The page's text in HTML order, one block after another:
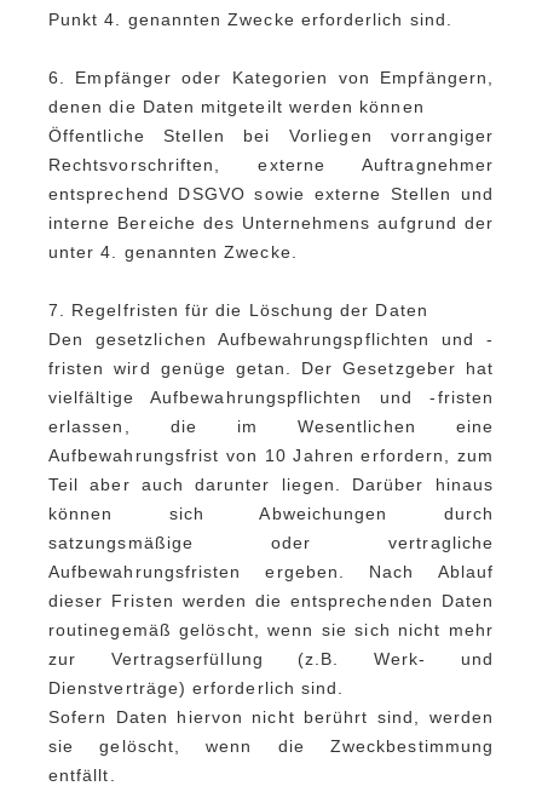
Punkt 4. genannten Zwecke erforderlich sind.
6. Empfänger oder Kategorien von Empfängern,
denen die Daten mitgeteilt werden können
Öffentliche Stellen bei Vorliegen vorrangiger
Rechtsvorschriften, externe Auftragnehmer
entsprechend DSGVO sowie externe Stellen und
interne Bereiche des Unternehmens aufgrund der
unter 4. genannten Zwecke.
7. Regelfristen für die Löschung der Daten
Den gesetzlichen Aufbewahrungspflichten und -
fristen wird genüge getan. Der Gesetzgeber hat
vielfältige Aufbewahrungspflichten und -fristen
erlassen, die im Wesentlichen eine
Aufbewahrungsfrist von 10 Jahren erfordern, zum
Teil aber auch darunter liegen. Darüber hinaus
können sich Abweichungen durch
satzungsmäßige oder vertragliche
Aufbewahrungsfristen ergeben. Nach Ablauf
dieser Fristen werden die entsprechenden Daten
routinegemäß gelöscht, wenn sie sich nicht mehr
zur Vertragserfüllung (z.B. Werk- und
Dienstverträge) erforderlich sind.
Sofern Daten hiervon nicht berührt sind, werden
sie gelöscht, wenn die Zweckbestimmung
entfällt.